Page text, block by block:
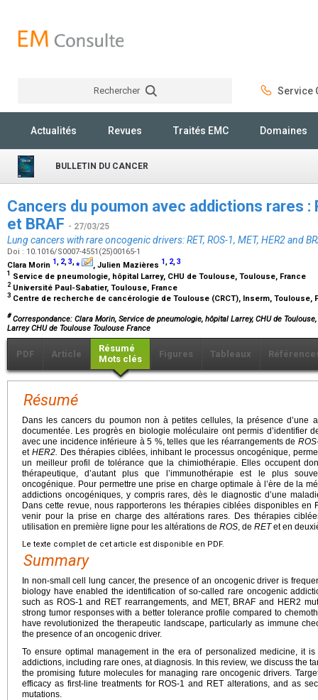
Rechercher Service
Actualités Revues Traités EMC Domaines
BULLETIN DU CANCER
Cancers du poumon avec addictions rares :
et BRAF - 27/03/25
Lung cancers with rare oncogenic drivers: RET, ROS-1, MET, HER2 and
Doi : 10.1016/S0007-4551(25)00165-1
Clara Morin 1, 2,3,⁎ , Julien Mazières 1, 2,3
1 Service de pneumologie, hôpital Larrey, CHU de Toulouse, Toulouse, France
2 Université Paul-Sabatier, Toulouse, France
3 Centre de recherche de cancérologie de Toulouse (CRCT), Inserm, Toulouse,
#Correspondance: Clara Morin, Service de pneumologie, hôpital Larrey, CHU de
Larrey CHU de Toulouse Toulouse France
PDF Article
Résumé
Mots clés
Figures Tableaux
Résumé
Dans les cancers du poumon non à petites cellules, la présence d’une
documentée. Les progrès en biologie moléculaire ont permis d’identifier
avec une incidence inférieure à 5 %, telles que les réarrangements de
et HER2. Des thérapies ciblées, inhibant le processus oncogénique,
un meilleur profil de tolérance que la chimiothérapie. Elles occupent
thérapeutique, d’autant plus que l’immunothérapie est le plus
oncogénique. Pour permettre une prise en charge optimale à l’ère de la
addictions oncogéniques, y compris rares, dès le diagnostic d’une
Dans cette revue, nous rapporterons les thérapies ciblées disponibles en
venir pour la prise en charge des altérations rares. Des thérapies
utilisation en première ligne pour les altérations de ROS , de RETet en
Le texte complet de cet article est disponible en PDF.
Summary
In non-small cell lung cancer, the presence of an oncogenic driver is
biology have enabled the identification of so-called rare oncogenic
such as ROS-1 and RET rearrangements, and MET, BRAF and HER2
strong tumor responses with a better tolerance profile compared to
have revolutionized the therapeutic landscape, particularly as immune
the presence of an oncogenic driver.
To ensure optimal management in the era of personalized medicine, it
addictions, including rare ones, at diagnosis. In this review, we discuss the
the promising future molecules for managing rare oncogenic drivers.
efficacy as first-line treatments for ROS-1 and RET alterations, and as
mutations.